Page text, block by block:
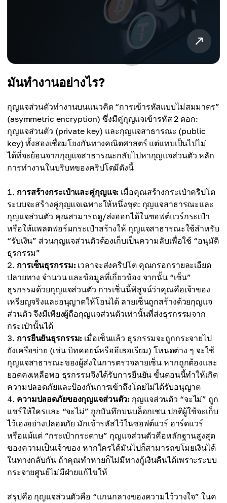
มันทำงานอย่างไร?
กุญแจส่วนตัวทำงานบนแนวคิด “การเข้ารหัสแบบไม่สมมาตร”
(asymmetric encryption) ซึ่งมีคู่กุญแจเข้ารหัส 2 ดอก:
กุญแจส่วนตัว (private key) และกุญแจสาธารณะ (public
key) ทั้งสองเชื่อมโยงกันทางคณิตศาสตร์ แต่แทบเป็นไปไม่
ได้ที่จะย้อนจากกุญแจสาธารณะกลับไปหากุญแจส่วนตัว หลัก
การทำงานในบริบทของคริปโตมีดังนี้
การสร้างกระเป๋าและคู่กุญแจ: เมื่อคุณสร้างกระเป๋าคริปโต
ระบบจะสร้างคู่กุญแจเฉพาะให้หนึ่งชุด: กุญแจสาธารณะและ
กุญแจส่วนตัว คุณสามารถดู/ส่งออกได้ในซอฟต์แวร์กระเป๋า
หรือให้แพลตฟอร์มกระเป๋าสร้างให้ กุญแจสาธารณะใช้สำหรับ
“รับเงิน” ส่วนกุญแจส่วนตัวต้องเก็บเป็นความลับเพื่อใช้ “อนุมัติ
ธุรกรรม”
การเซ็นธุรกรรม: เวลาจะส่งคริปโต คุณกรอกรายละเอียด
ปลายทาง จำนวน และข้อมูลที่เกี่ยวข้อง จากนั้น “เซ็น”
ธุรกรรมด้วยกุญแจส่วนตัว การเซ็นนี้พิสูจน์ว่าคุณคือเจ้าของ
เหรียญจริงและอนุญาตให้โอนได้ ลายเซ็นถูกสร้างด้วยกุญแจ
ส่วนตัว จึงมีเพียงผู้ถือกุญแจส่วนตัวเท่านั้นที่ส่งธุรกรรมจาก
กระเป๋านั้นได้
การยืนยันธุรกรรม: เมื่อเซ็นแล้ว ธุรกรรมจะถูกกระจายไป
ยังเครือข่าย (เช่น บิทคอยน์หรืออีเธอเรียม) โหนดต่าง ๆ จะใช้
กุญแจสาธารณะของผู้ส่งในการตรวจลายเซ็น หากถูกต้องและ
ยอดคงเหลือพอ ธุรกรรมจึงได้รับการยืนยัน ขั้นตอนนี้ทำให้เกิด
ความปลอดภัยและป้องกันการเข้าถึงโดยไม่ได้รับอนุญาต
ความปลอดภัยของกุญแจส่วนตัว: กุญแจส่วนตัว “จะไม่” ถูก
แชร์ให้ใครและ “จะไม่” ถูกบันทึกบนบล็อกเชน ปกติผู้ใช้จะเก็บ
ไว้เองอย่างปลอดภัย มักเข้ารหัสไว้ในซอฟต์แวร์ ฮาร์ดแวร์
หรือแม้แต่ “กระเป๋ากระดาษ” กุญแจส่วนตัวคือหลักฐานสูงสุด
ของความเป็นเจ้าของ หากใครได้มันไปก็สามารถขโมยเงินได้
ในทางกลับกัน ถ้าคุณทำหายก็ไม่มีทางกู้เงินคืนได้เพราะระบบ
กระจายศูนย์ไม่มีฝ่ายแก้ไขให้
สรุปคือ กุญแจส่วนตัวคือ “แกนกลางของความไว้วางใจ” ในค